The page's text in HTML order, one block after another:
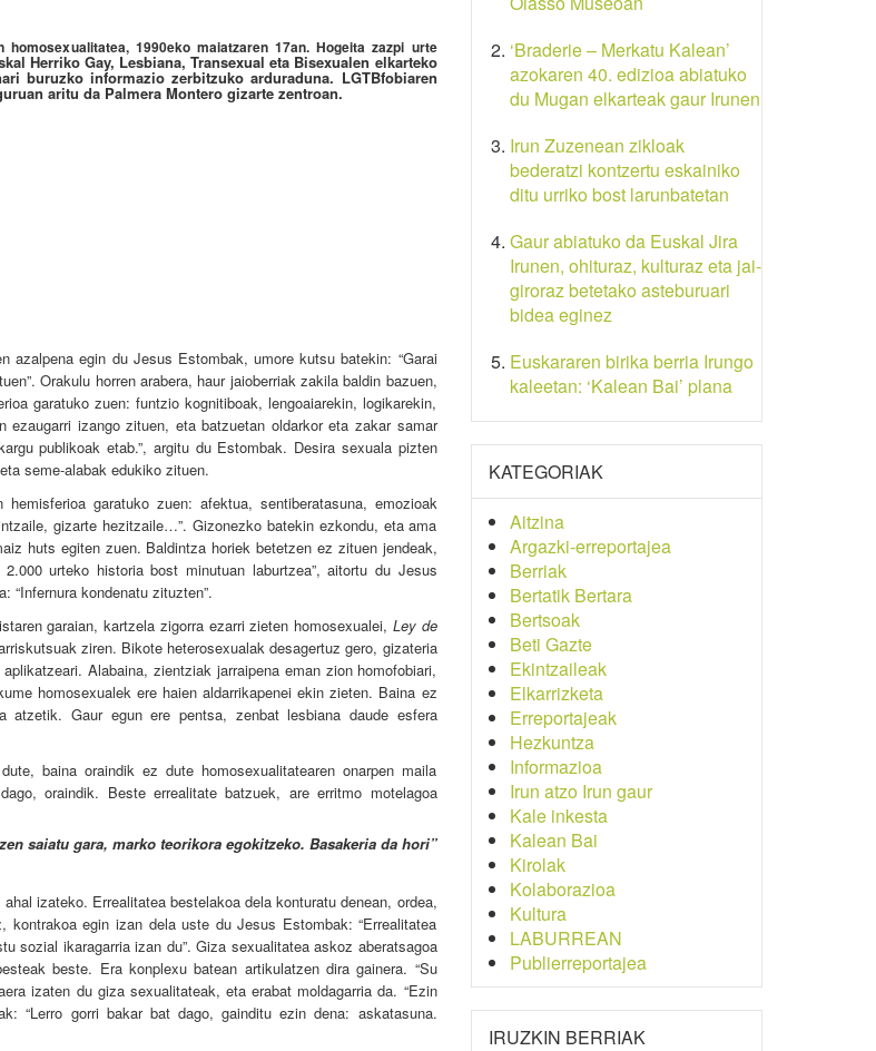
1990eko maiatzaren 17an. Hogeita zazpi urte
Herriko Gay, Lesbiana, Transexual eta Bisexualen elkarteko
buruzko informazio zerbitzuko arduraduna. LGTBfobiaren
aritu da Palmera Montero gizarte zentroan.
azalpena egin du Jesus Estombak, umore kutsu batekin: “Garai
Orakulu horren arabera, haur jaioberriak zakila baldin bazuen,
garatuko zuen: funtzio kognitiboak, lengoaiarekin, logikarekin,
ezaugarri izango zituen, eta batzuetan oldarkor eta zakar samar
publikoak etab.”, argitu du Estombak. Desira sexuala pizten
seme-alabak edukiko zituen.
garatuko zuen: afektua, sentiberatasuna, emozioak
gizarte hezitzaile…”. Gizonezko batekin ezkondu, eta ama
huts egiten zuen. Baldintza horiek betetzen ez zituen jendeak,
urteko historia bost minutuan laburtzea”, aitortu du Jesus
“Infernura kondenatu zituzten”.
garaian, kartzela zigorra ezarri zieten homosexualei, Ley de
ziren. Bikote heterosexualak desagertuz gero, gizateria
Alabaina, zientziak jarraipena eman zion homofobiari,
homosexualek ere haien aldarrikapenei ekin zieten. Baina ez
atzetik. Gaur egun ere pentsa, zenbat lesbiana daude esfera
baina oraindik ez dute homosexualitatearen onarpen maila
oraindik. Beste errealitate batzuek, are erritmo motelagoa
saiatu gara, marko teorikora egokitzeko. Basakeria da hori”
izateko. Errealitatea bestelakoa dela konturatu denean, ordea,
egin izan dela uste du Jesus Estombak: “Errealitatea
sozial ikaragarria izan du”. Giza sexualitatea askoz aberatsagoa
beste. Era konplexu batean artikulatzen dira gainera. “Su
izaten du giza sexualitateak, eta erabat moldagarria da. “Ezin
“Lerro gorri bakar bat dago, gainditu ezin dena: askatasuna.
‘Braderie – Merkatu Kalean’
azokaren 40. edizioa abiatuko
du Mugan elkarteak gaur Irunen
Irun Zuzenean zikloak
bederatzi kontzertu eskainiko
ditu urriko bost larunbatetan
Gaur abiatuko da Euskal Jira
Irunen, ohituraz, kulturaz eta jai-
giroraz betetako asteburuari
bidea eginez
Euskararen birika berria Irungo
kaleetan: ‘Kalean Bai’ plana
KATEGORIAK
Aitzina
Argazki-erreportajea
Berriak
Bertatik Bertara
Bertsoak
Beti Gazte
Ekintzaileak
Elkarrizketa
Erreportajeak
Hezkuntza
Informazioa
Irun atzo Irun gaur
Kale inkesta
Kalean Bai
Kirolak
Kolaborazioa
Kultura
LABURREAN
Publierreportajea
IRUZKIN BERRIAK